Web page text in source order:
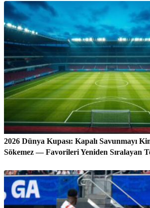
2026 Dünya Kupası: Kapalı Savunmayı
Sökemez — Favorileri Yeniden Sıralayan